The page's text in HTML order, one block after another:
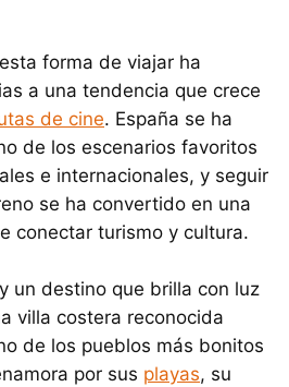
forma de viajar ha
a una tendencia que crece
de cine. España se ha
de los escenarios favoritos
e internacionales, y seguir
se ha convertido en una
conectar turismo y cultura.
un destino que brilla con luz
villa costera reconocida
de los pueblos más bonitos
por sus playas, su